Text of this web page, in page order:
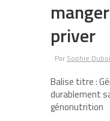
priver
Par Sophie
Balise titre :
durablement
génonutrition